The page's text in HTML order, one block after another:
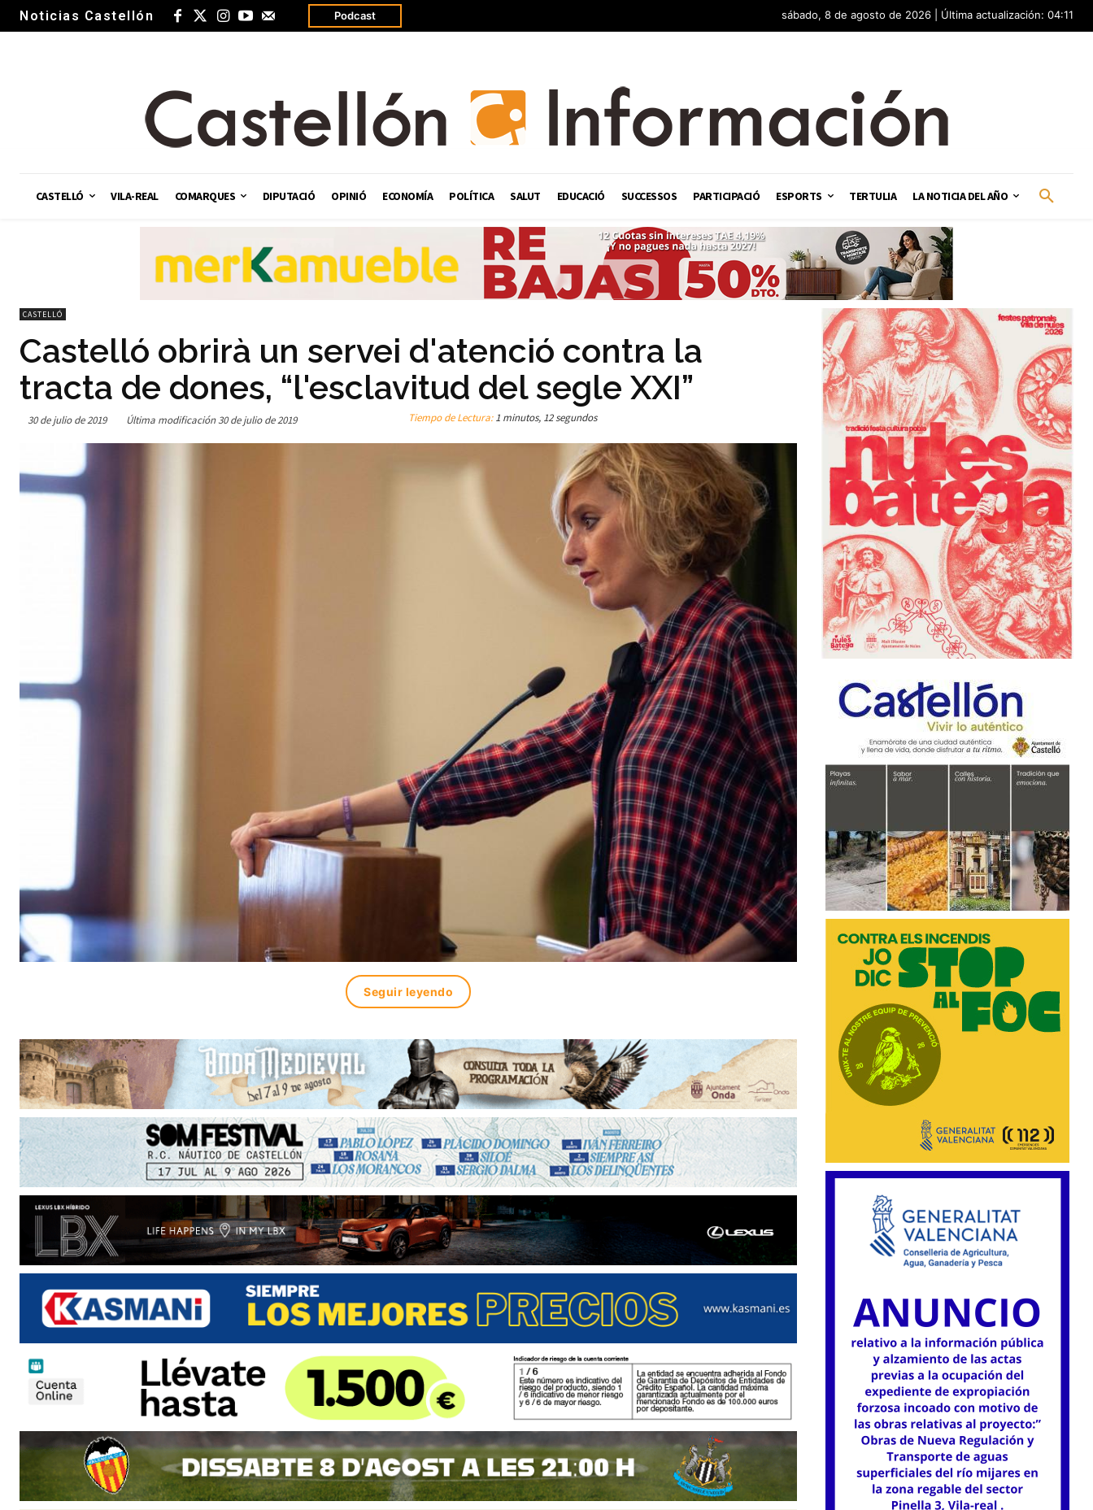
Noticias Castellón Podcast sábado, 8 de agosto de 2026 | Última actualización: 04:11
CASTELLÓ VILA-REAL COMARQUES DIPUTACIÓ OPINIÓ ECONOMÍA POLÍTICA SALUT EDUCACIÓ SUCCESSOS PARTICIPACIÓ ESPORTS TERTULIA LA NOTICIA DEL AÑO
CASTELLÓ
Castelló obrirà un servei d'atenció contra la
tracta de dones, “l'esclavitud del segle XXI”
30 de julio de 2019 Última modificación 30 de julio de 2019 Tiempo de Lectura:1 minutos, 12 segundos
Seguir leyendo